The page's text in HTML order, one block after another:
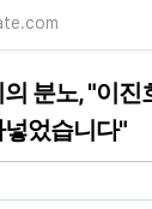
분노, "이진
었습니다"